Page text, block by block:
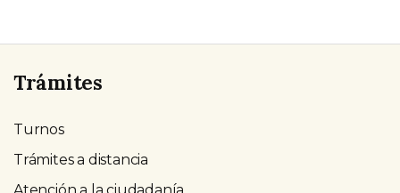
Trámites
Turnos
Trámites a distancia